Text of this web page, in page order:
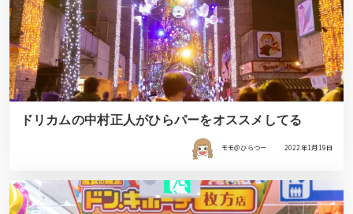
ドリカムの中村正人がひらパーをオススメしてる
モモ＠ひらつー 2022年1月19日